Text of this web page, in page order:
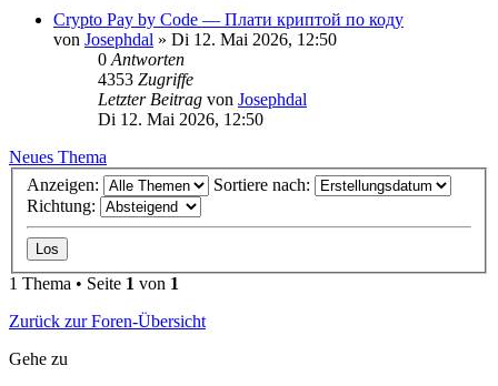
Crypto Pay by Code — Плати криптой по коду
von Josephdal » Di 12. Mai 2026, 12:50
0 Antworten
4353 Zugriffe
Letzter Beitrag von Josephdal
Di 12. Mai 2026, 12:50
Neues Thema
Anzeigen:
Sortiere nach:
Richtung:
1 Thema • Seite 1 von 1
Zurück zur Foren-Übersicht
Gehe zu